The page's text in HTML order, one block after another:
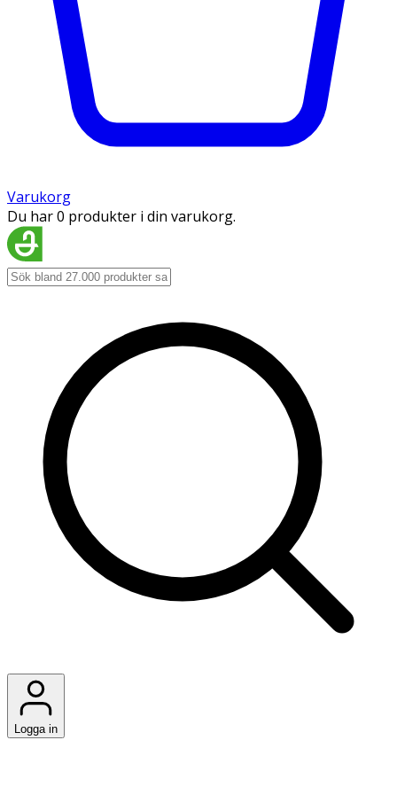
Varukorg
Du har 0 produkter i din varukorg.
Logga in